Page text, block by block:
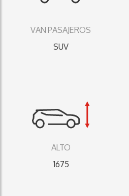
VAN PASAJEROS
SUV
ALTO
1675